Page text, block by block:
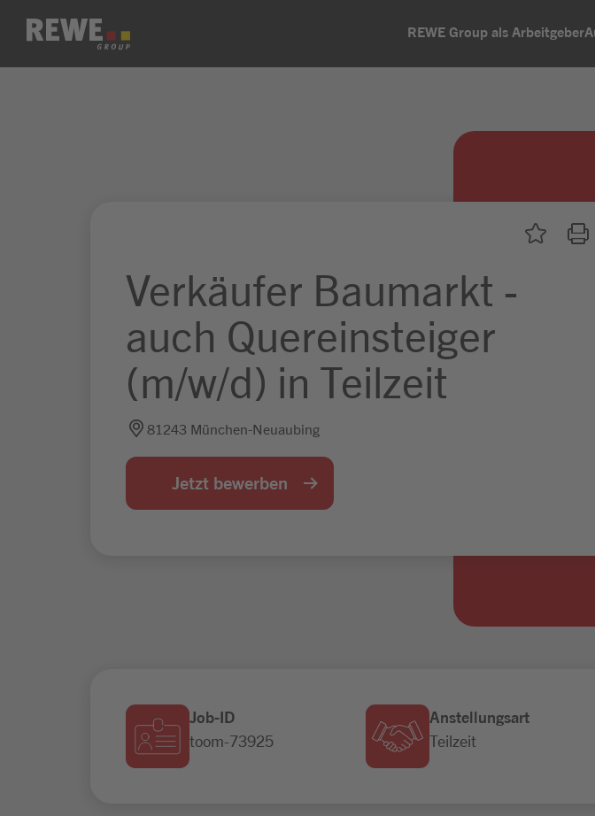
Zum Inhalt springen REWE Group als Arbeitgeber
Verkäufer Baumarkt -
auch Quereinsteiger
(m/w/d) in Teilzeit
81243 München-Neuaubing
Jetzt bewerben
Job-ID
toom-73925
Anstellungsart
Teilzeit